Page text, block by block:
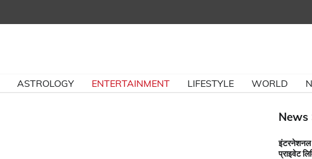
ASTROLOGY ENTERTAINMENT LIFESTYLE WORLD
News
इंटरनेशनल
प्राइवेट